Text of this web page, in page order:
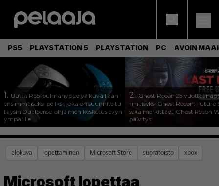
PS5 PLAYSTATION 5 PLAYSTATION PC AVOIN
1. Uutta PS5-pulmahyppelyä kuvaillaan
ensimmäiseksi peliksi, joka on suunniteltu
täysin DualSense-ohjaimen kosketuslevyn
ympärille
2. Ghost Recon 25 vuotta:
ilmaiseksi Ghost Recon: Future
sekä merkittävä Ghost Recon
päivitys
elokuva lopettaminen Microsoft Store suoratoisto xbox
Microsoft lopettaa